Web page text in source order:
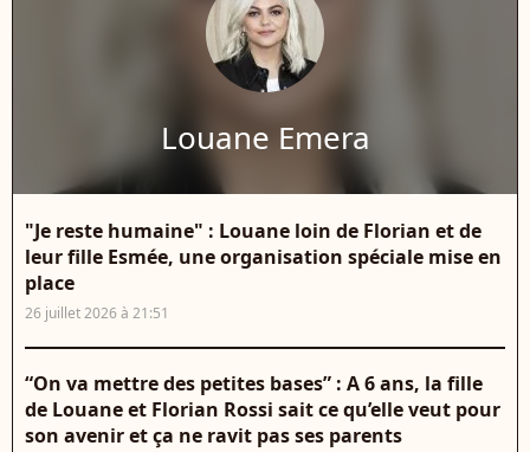
Louane Emera
"Je reste humaine" : Louane loin de Florian et de
leur fille Esmée, une organisation spéciale mise en
place
26 juillet 2026 à 21:51
“On va mettre des petites bases” : A 6 ans, la fille
de Louane et Florian Rossi sait ce qu’elle veut pour
son avenir et ça ne ravit pas ses parents